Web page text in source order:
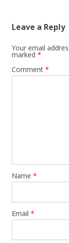
Leave a Reply
Your email
marked *
Comment *
Name *
Email *